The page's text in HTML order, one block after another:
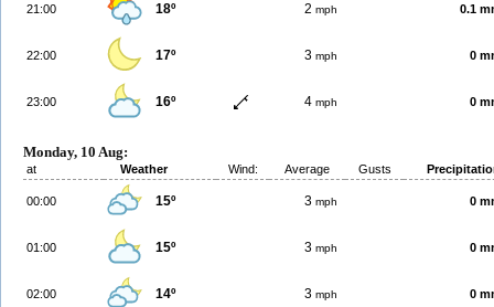
21:00 18º 2 mph 0.1
22:00 17º 3 mph 0
23:00 16º 4 mph 0
Monday, 10 Aug:
at Weather Wind: Average Gusts
00:00 15º 3 mph 0
01:00 15º 3 mph 0
02:00 14º 3 mph 0